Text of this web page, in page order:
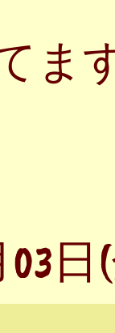
ま
03